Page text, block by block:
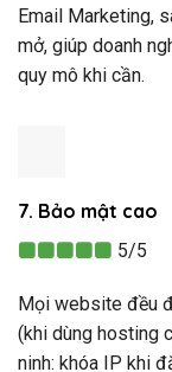
Email Marketing,
mở, giúp doanh
quy mô khi cần.
7. Bảo mật cao
5/5
Mọi website đều
(khi dùng hosting
ninh: khóa IP khi